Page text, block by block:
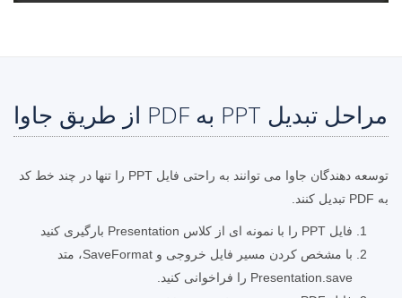
مراحل تبدیل PPT به PDF از طریق جاوا
توسعه دهندگان جاوا می توانند به راحتی فایل PPT را تنها در چند خط کد
به PDF تبدیل کنند.
فایل PPT را با نمونه ای از کلاس Presentation بارگیری کنید
با مشخص کردن مسیر فایل خروجی و SaveFormat، متد
Presentation.save را فراخوانی کنید.